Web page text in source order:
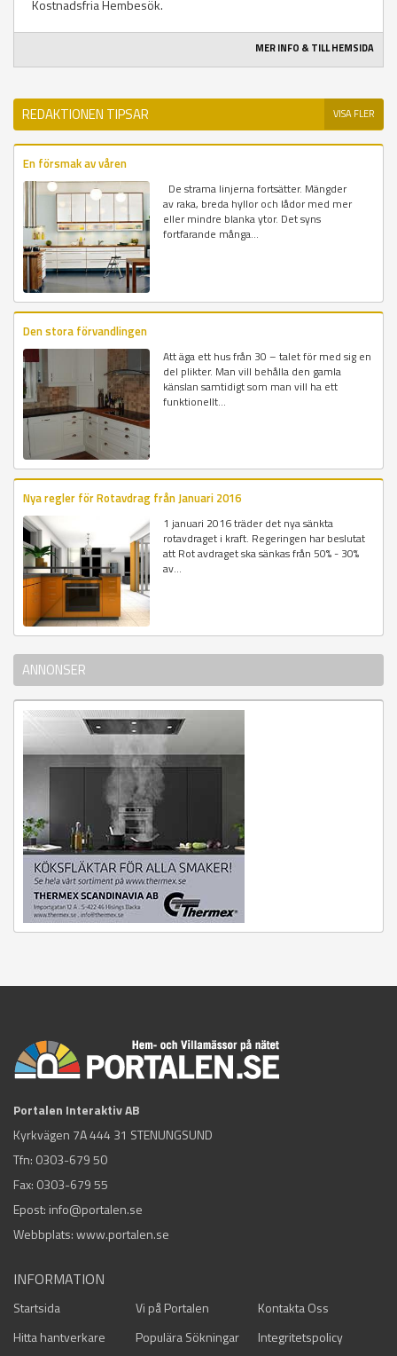
Kostnadsfria Hembesök.
MER INFO & TILL HEMSIDA
REDAKTIONEN TIPSAR VISA FLER
En försmak av våren
De strama linjerna fortsätter. Mängder
av raka, breda hyllor och lådor med mer
eller mindre blanka ytor. Det syns
fortfarande många...
Den stora förvandlingen
Att äga ett hus från 30 – talet för med sig en
del plikter. Man vill behålla den gamla
känslan samtidigt som man vill ha ett
funktionellt...
Nya regler för Rotavdrag från Januari 2016
1 januari 2016 träder det nya sänkta
rotavdraget i kraft. Regeringen har beslutat
att Rot avdraget ska sänkas från 50% - 30%
av...
ANNONSER
Portalen Interaktiv AB
Kyrkvägen 7A 444 31 STENUNGSUND
Tfn: 0303-679 50
Fax: 0303-679 55
Epost: info@portalen.se
Webbplats: www.portalen.se
INFORMATION
Startsida Vi på Portalen
Kontakta Oss
Hitta hantverkare
Populära Sökningar Integritetspolicy